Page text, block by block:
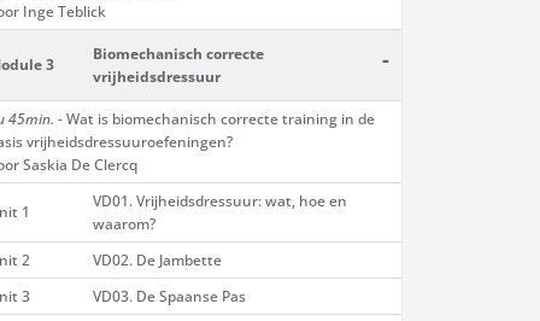
Inge Teblick
3
Biomechanisch correcte
vrijheidsdressuur
-
45min. - Wat is biomechanisch correcte training in de
vrijheidsdressuuroefeningen?
Saskia De Clercq
1
VD01. Vrijheidsdressuur: wat, hoe en
waarom?
2
VD02. De Jambette
3
VD03. De Spaanse Pas